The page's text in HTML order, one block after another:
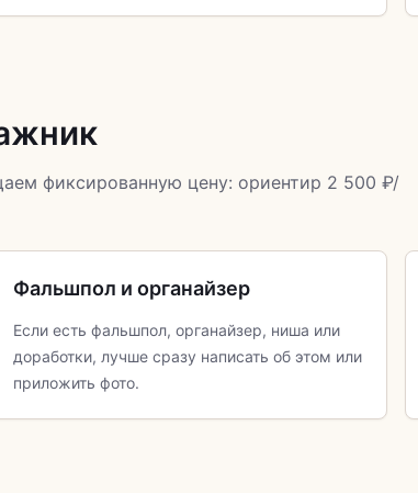
фиксированную цену: ориентир 2 500 ₽/
Фальшпол и органайзер
Если есть фальшпол, органайзер, ниша или
доработки, лучше сразу написать об этом или
приложить фото.